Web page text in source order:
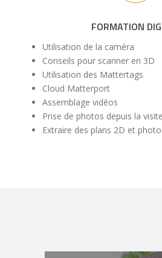
FORMATION
Utilisation de la caméra
Conseils pour scanner en 3D
Utilisation des Mattertags
Cloud Matterport
Assemblage vidéos
Prise de photos depuis la
Extraire des plans 2D et